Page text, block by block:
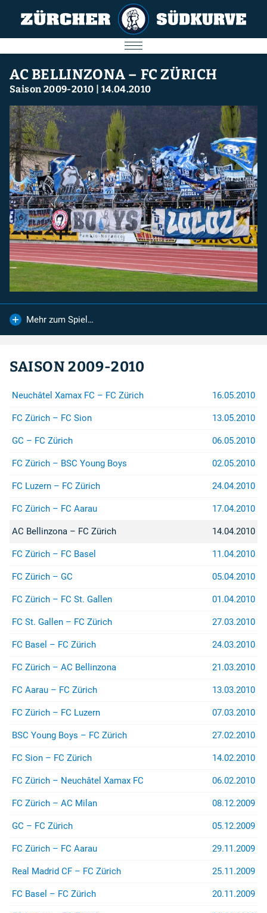
AKTUELL
SPIELE
SÜDKURVE
FC ZÜRICH
IMPRESSUM
Nächstes Spiel
09.08.2026
FC Lugano
Spendenkonto
CH26 0900 0000 8909 2605 4
...sind wir sehr dankbar.
Bei Fragen betreffend Repression
Rayonverboten) könnt ihr über
AC BELLINZONA – FC ZÜRICH
Saison 2009-2010 14.04.2010
Mehr zum Spiel…
SAISON 2009-2010
Neuchâtel Xamax FC – FC Zürich 16.05.2010
FC Zürich – FC Sion 13.05.2010
GC – FC Zürich 06.05.2010
FC Zürich – BSC Young Boys 02.05.2010
FC Luzern – FC Zürich 24.04.2010
FC Zürich – FC Aarau 17.04.2010
AC Bellinzona – FC Zürich 14.04.2010
FC Zürich – FC Basel 11.04.2010
FC Zürich – GC 05.04.2010
FC Zürich – FC St. Gallen 01.04.2010
FC St. Gallen – FC Zürich 27.03.2010
FC Basel – FC Zürich 24.03.2010
FC Zürich – AC Bellinzona 21.03.2010
FC Aarau – FC Zürich 13.03.2010
FC Zürich – FC Luzern 07.03.2010
BSC Young Boys – FC Zürich 27.02.2010
FC Sion – FC Zürich 14.02.2010
FC Zürich – Neuchâtel Xamax FC 06.02.2010
FC Zürich – AC Milan 08.12.2009
GC – FC Zürich 05.12.2009
FC Zürich – FC Aarau 29.11.2009
Real Madrid CF – FC Zürich 25.11.2009
FC Basel – FC Zürich 20.11.2009